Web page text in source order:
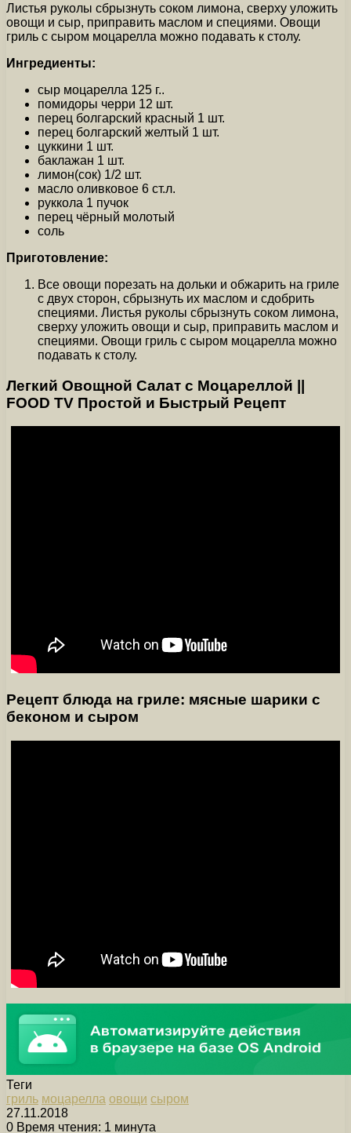
Листья руколы сбрызнуть соком лимона, сверху уложить
овощи и сыр, приправить маслом и специями. Овощи
гриль с сыром моцарелла можно подавать к столу.
Ингредиенты:
сыр моцарелла 125 г..
помидоры черри 12 шт.
перец болгарский красный 1 шт.
перец болгарский желтый 1 шт.
цуккини 1 шт.
баклажан 1 шт.
лимон(сок) 1/2 шт.
масло оливковое 6 ст.л.
руккола 1 пучок
перец чёрный молотый
соль
Приготовление:
Все овощи порезать на дольки и обжарить на гриле
с двух сторон, сбрызнуть их маслом и сдобрить
специями. Листья руколы сбрызнуть соком лимона,
сверху уложить овощи и сыр, приправить маслом и
специями. Овощи гриль с сыром моцарелла можно
подавать к столу.
Легкий Овощной Салат с Моцареллой ||
FOOD TV Простой и Быстрый Рецепт
Рецепт блюда на гриле: мясные шарики с
беконом и сыром
Теги
гриль моцарелла овощи сыром
27.11.2018
0 Время чтения: 1 минута